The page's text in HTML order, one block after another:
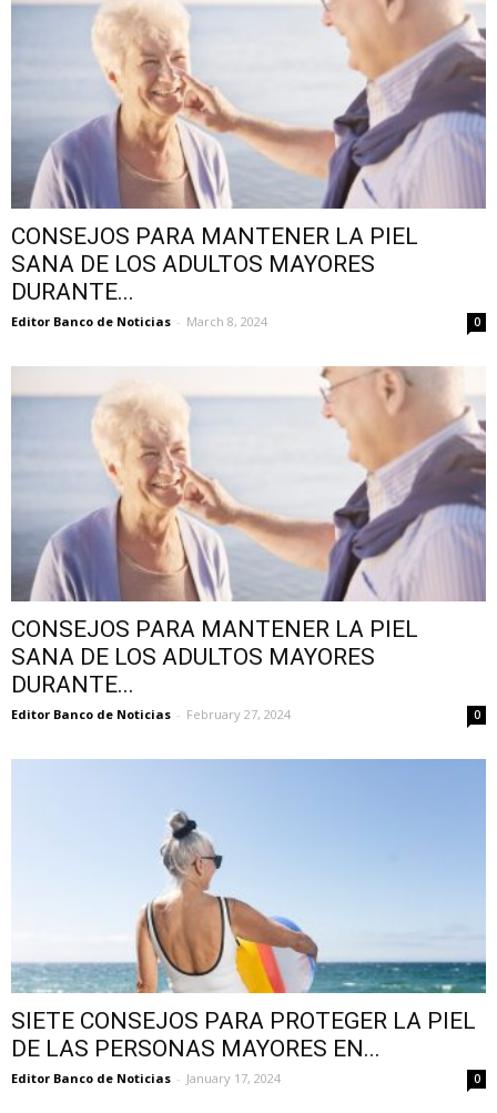
CONSEJOS PARA MANTENER LA PIEL
SANA DE LOS ADULTOS MAYORES
DURANTE...
Editor Banco de Noticias - March 8, 2024 0
CONSEJOS PARA MANTENER LA PIEL
SANA DE LOS ADULTOS MAYORES
DURANTE...
Editor Banco de Noticias - February 27, 2024 0
SIETE CONSEJOS PARA PROTEGER LA PIEL
DE LAS PERSONAS MAYORES EN...
Editor Banco de Noticias - January 17, 2024 0